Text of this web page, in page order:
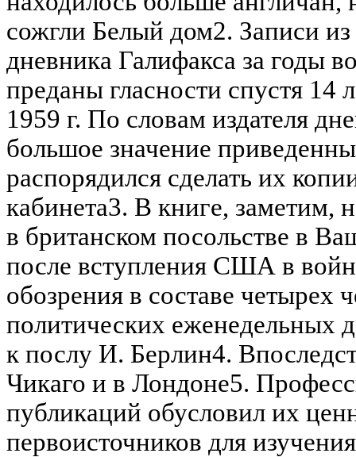
сожгли Белый дом2. Записи из
дневника Галифакса за годы
преданы гласности спустя 14
1959 г. По словам издателя
большое значение
распорядился сделать их
кабинета3. В книге, заметим,
в британском посольстве в
после вступления США в
обозрения в составе четырех
политических еженедельных
к послу И. Берлин4.
Чикаго и в Лондоне5.
публикаций обусловил их
первоисточников для